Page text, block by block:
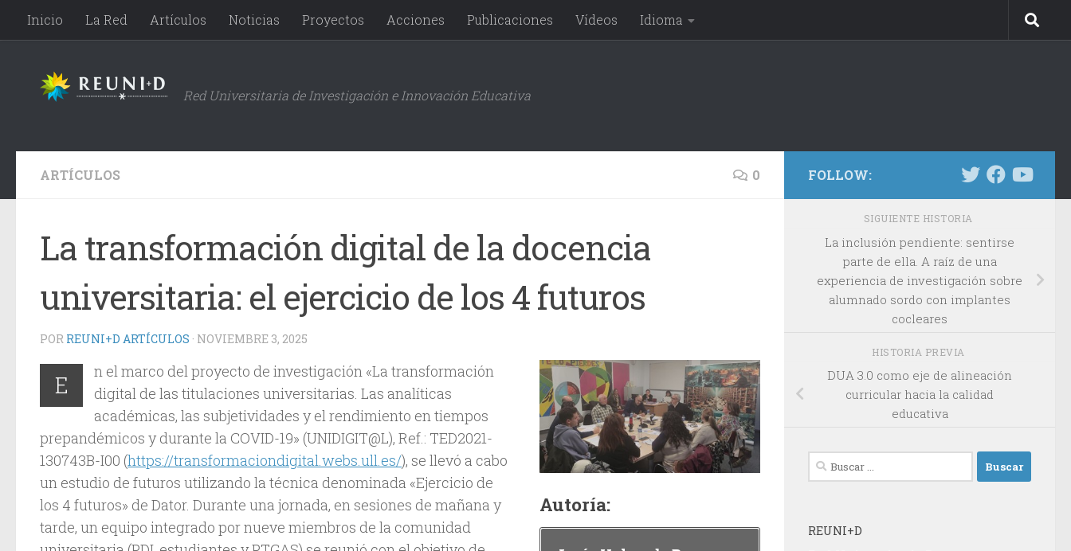
Saltar al contenido
Inicio La Red Artículos Noticias Proyectos Acciones Publicaciones Vídeos Idioma
Red Universitaria de Investigación e Innovación Educativa
ARTÍCULOS 0
La transformación digital de la docencia
universitaria: el ejercicio de los 4 futuros
POR REUNI+D ARTÍCULOS · NOVIEMBRE 3, 2025
E
n el marco del proyecto de investigación «La transformación
digital de las titulaciones universitarias. Las analíticas
académicas, las subjetividades y el rendimiento en tiempos
prepandémicos y durante la COVID-19» (UNIDIGIT@L), Ref.: TED2021-
130743B-I00 (https://transformaciondigital.webs.ull.es/), se llevó a cabo
un estudio de futuros utilizando la técnica denominada «Ejercicio de
los 4 futuros» de Dator. Durante una jornada, en sesiones de mañana y
tarde, un equipo integrado por nueve miembros de la comunidad
Autoría:
FOLLOW:
SIGUIENTE HISTORIA
La inclusión pendiente: sentirse
parte de ella. A raíz de una
experiencia de investigación sobre
alumnado sordo con implantes
cocleares
HISTORIA PREVIA
DUA 3.0 como eje de alineación
curricular hacia la calidad
educativa
Buscar:
REUNI+D